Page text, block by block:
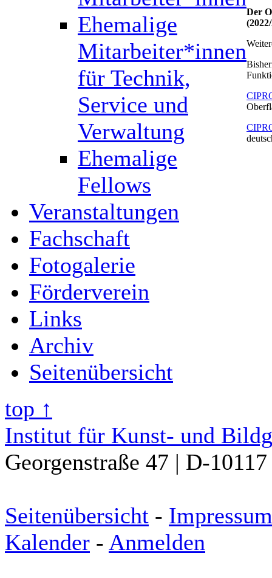
Ehemalige
Mitarbeiter*innen
für Technik,
Service und
Verwaltung
Ehemalige
Fellows
Veranstaltungen
Fachschaft
Fotogalerie
Förderverein
Links
Archiv
Seitenübersicht
Der
top ↑
Institut für Kunst- und
Georgenstraße 47 | D-
Seitenübersicht - Impressum
Kalender - Anmelden